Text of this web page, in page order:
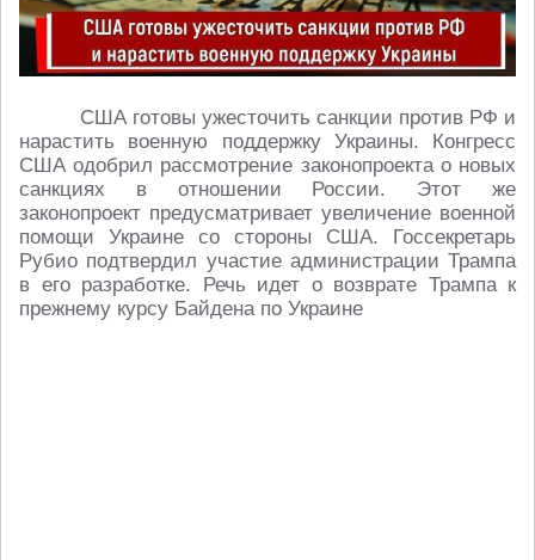
США готовы ужесточить санкции против РФ и
нарастить военную поддержку Украины. Конгресс
США одобрил рассмотрение законопроекта о новых
санкциях в отношении России. Этот же
законопроект предусматривает увеличение военной
помощи Украине со стороны США. Госсекретарь
Рубио подтвердил участие администрации Трампа
в его разработке. Речь идет о возврате Трампа к
прежнему курсу Байдена по Украине